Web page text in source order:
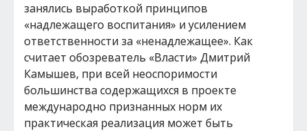
занялись выработкой принципов
«надлежащего воспитания» и усилением
ответственности за «ненадлежащее». Как
считает обозреватель «Власти» Дмитрий
Камышев, при всей неоспоримости
большинства содержащихся в проекте
международно признанных норм их
практическая реализация может быть